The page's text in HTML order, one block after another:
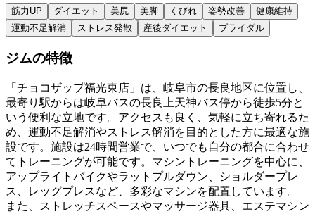
筋力UP ダイエット 美尻 美脚 くびれ 姿勢改善
健康維持
運動不足解消
ストレス発散 産後ダイエット ブライダル
ジムの特徴
「チョコザップ福光東店」は、岐阜市の長良地区に位置し、
最寄り駅からは岐阜バスの長良上天神バス停から徒歩5分と
いう便利な立地です。アクセスも良く、気軽に立ち寄れるた
め、運動不足解消やストレス解消を目的とした方に最適な施
設です。施設は24時間営業で、いつでも自分の都合に合わせ
てトレーニングが可能です。マシントレーニングを中心に、
アップライトバイクやラットプルダウン、ショルダープレ
ス、レッグプレスなど、多彩なマシンを配置しています。
また、ストレッチスペースやマッサージ器具、エステマシン